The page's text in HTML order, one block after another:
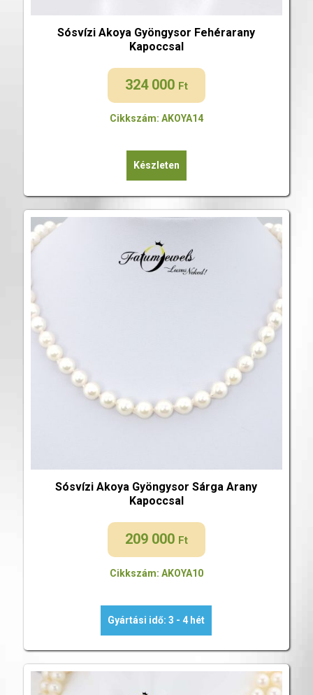
Sósvízi Akoya Gyöngysor Fehérarany
Kapoccsal
324 000 Ft
Cikkszám: AKOYA14
Készleten
Sósvízi Akoya Gyöngysor Sárga Arany
Kapoccsal
209 000 Ft
Cikkszám: AKOYA10
Gyártási idő: 3 - 4 hét